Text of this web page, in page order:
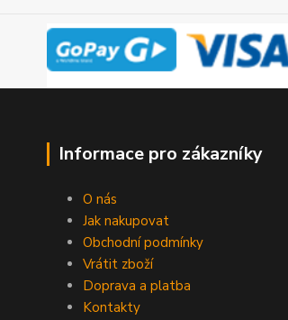
Informace pro zákazníky
O nás
Jak nakupovat
Obchodní podmínky
Vrátit zboží
Doprava a platba
Kontakty